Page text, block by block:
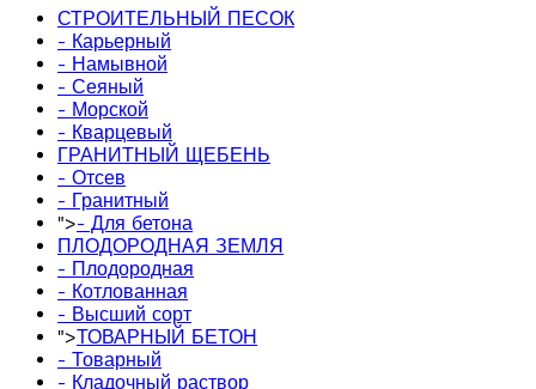
СТРОИТЕЛЬНЫЙ ПЕСОК
- Карьерный
- Намывной
- Сеяный
- Морской
- Кварцевый
ГРАНИТНЫЙ ЩЕБЕНЬ
- Отсев
- Гранитный
">- Для бетона
ПЛОДОРОДНАЯ ЗЕМЛЯ
- Плодородная
- Котлованная
- Высший сорт
">ТОВАРНЫЙ БЕТОН
- Товарный
- Кладочный раствор